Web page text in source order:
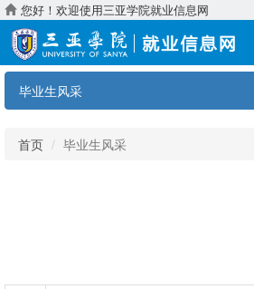
您好！欢迎使用三亚学院就业信息网
毕业生风采
首页 毕业生风采